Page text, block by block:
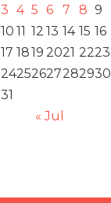
3 4 5 6 7 8 9
10 11 12 13 14 15 16
17 1819 2021 2223
24252627282930
31
« Jul